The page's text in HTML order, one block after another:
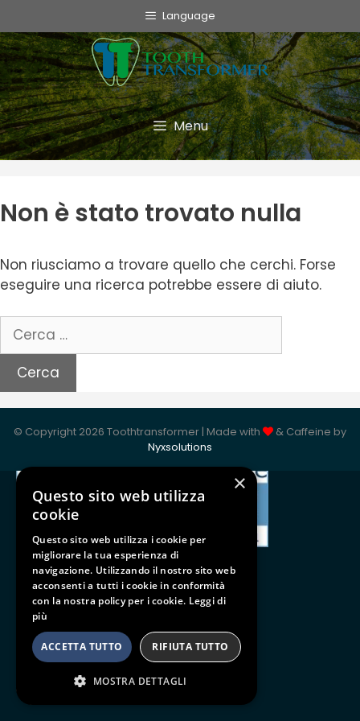
Language
Menu
Non è stato trovato nulla
Non riusciamo a trovare quello che cerchi. Forse
eseguire una ricerca potrebbe essere di aiuto.
Tooth Transformer system ®
The Device
Grinder
Monouso
TT Fairy
Cookie Policy
Privacy Policy
ISO 9001:2015
Follow us
BE SOCIAL
© Copyright 2026 Toothtransformer | Made with
& Caffeine by
Nyxsolutions
×
Questo sito web utilizza
cookie
Questo sito web utilizza i cookie per
migliorare la tua esperienza di
navigazione. Utilizzando il nostro sito web
acconsenti a tutti i cookie in conformità
con la nostra policy per i cookie. Leggi di
più
ACCETTA TUTTO RIFIUTA TUTTO
MOSTRA DETTAGLI